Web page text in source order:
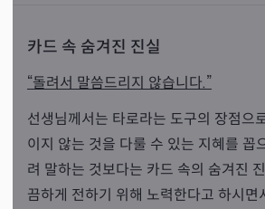
카드 속 숨겨진 진실
“돌려서 말씀드리지 않습니다.”
선생님께서는 타로라는 도구의 장점으
이지 않는 것을 다룰 수 있는 지혜를 꼽
려 말하는 것보다는 카드 속의 숨겨진
끔하게 전하기 위해 노력한다고 하시면